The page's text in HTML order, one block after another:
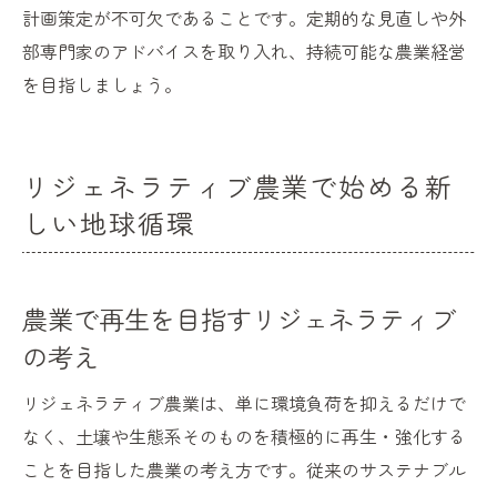
計画策定が不可欠であることです。定期的な見直しや外
部専門家のアドバイスを取り入れ、持続可能な農業経営
を目指しましょう。
リジェネラティブ農業で始める新
しい地球循環
農業で再生を目指すリジェネラティブ
の考え
リジェネラティブ農業は、単に環境負荷を抑えるだけで
なく、土壌や生態系そのものを積極的に再生・強化する
ことを目指した農業の考え方です。従来のサステナブル